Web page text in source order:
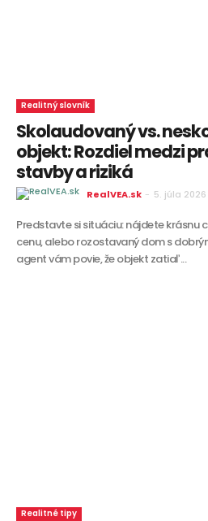
Realitný slovník
Skolaudovaný vs.
objekt: Rozdiel medzi
stavby a riziká
RealVEA.sk - 5. júla 2026
Predstavte si situáciu: nájdete krásnu
cenu, alebo rozostavaný dom s
agent vám povie, že objekt zatiaľ...
Realitné tipy